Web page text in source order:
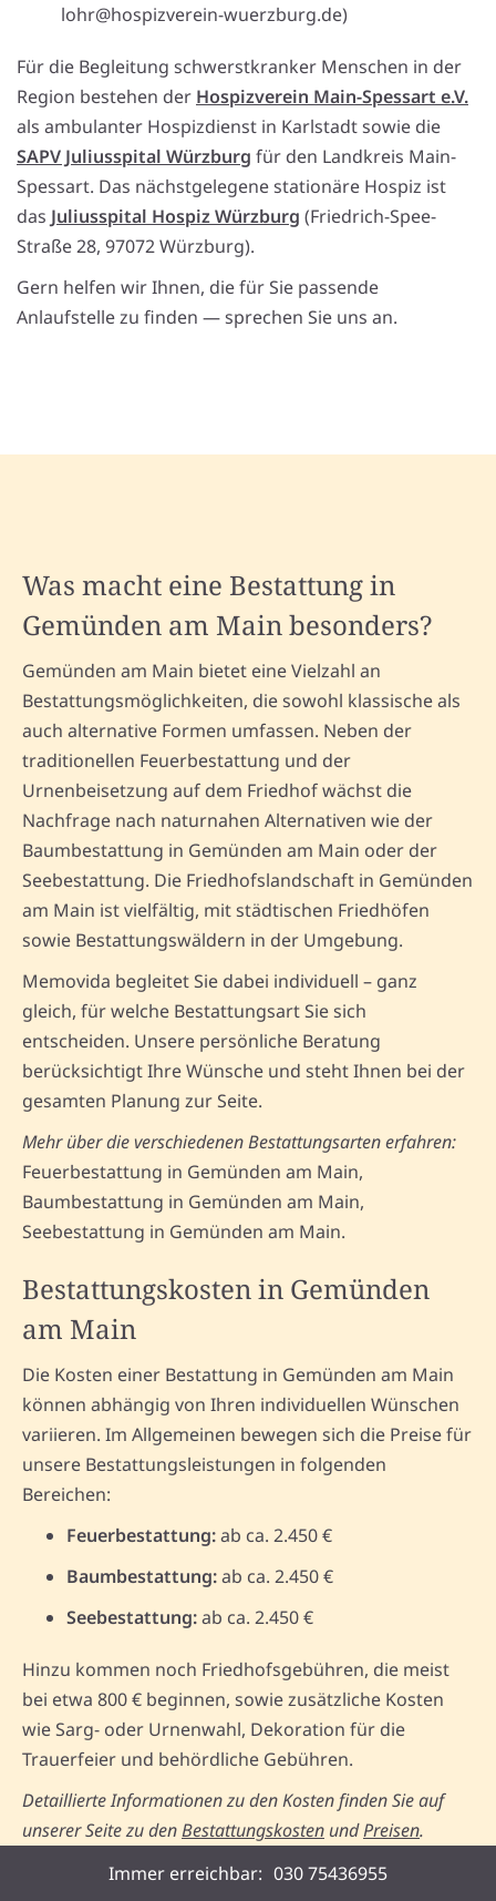
lohr@hospizverein-wuerzburg.de)
Für die Begleitung schwerstkranker Menschen in der
Region bestehen der Hospizverein Main-Spessart e.V.
als ambulanter Hospizdienst in Karlstadt sowie die
SAPV Juliusspital Würzburg für den Landkreis Main-
Spessart. Das nächstgelegene stationäre Hospiz ist
das Juliusspital Hospiz Würzburg (Friedrich-Spee-
Straße 28, 97072 Würzburg).
Gern helfen wir Ihnen, die für Sie passende
Anlaufstelle zu finden — sprechen Sie uns an.
Was macht eine Bestattung in
Gemünden am Main besonders?
Gemünden am Main bietet eine Vielzahl an
Bestattungsmöglichkeiten, die sowohl klassische als
auch alternative Formen umfassen. Neben der
traditionellen Feuerbestattung und der
Urnenbeisetzung auf dem Friedhof wächst die
Nachfrage nach naturnahen Alternativen wie der
Baumbestattung in Gemünden am Main oder der
Seebestattung. Die Friedhofslandschaft in Gemünden
am Main ist vielfältig, mit städtischen Friedhöfen
sowie Bestattungswäldern in der Umgebung.
Memovida begleitet Sie dabei individuell – ganz
gleich, für welche Bestattungsart Sie sich
entscheiden. Unsere persönliche Beratung
berücksichtigt Ihre Wünsche und steht Ihnen bei der
gesamten Planung zur Seite.
Mehr über die verschiedenen Bestattungsarten erfahren:
Feuerbestattung in Gemünden am Main,
Baumbestattung in Gemünden am Main,
Seebestattung in Gemünden am Main.
Bestattungskosten in Gemünden
am Main
Die Kosten einer Bestattung in Gemünden am Main
können abhängig von Ihren individuellen Wünschen
variieren. Im Allgemeinen bewegen sich die Preise für
unsere Bestattungsleistungen in folgenden
Bereichen:
Feuerbestattung:ab ca. 2.450 €
Baumbestattung:ab ca. 2.450 €
Seebestattung:ab ca. 2.450 €
Hinzu kommen noch Friedhofsgebühren, die meist
bei etwa 800 € beginnen, sowie zusätzliche Kosten
wie Sarg- oder Urnenwahl, Dekoration für die
Trauerfeier und behördliche Gebühren.
Detaillierte Informationen zu den Kosten finden Sie auf
unserer Seite zu denBestattungskosten undPreisen.
Konkreter Ablauf einer Bestattung
Immer erreichbar: 030 75436955